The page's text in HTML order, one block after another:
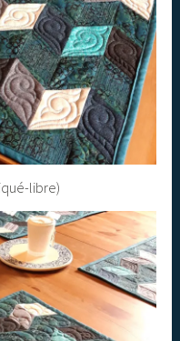
libre)